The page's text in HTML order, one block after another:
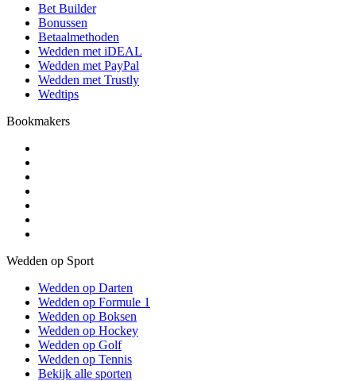
Bet Builder
Bonussen
Betaalmethoden
Wedden met iDEAL
Wedden met PayPal
Wedden met Trustly
Wedtips
Bookmakers
Wedden op Sport
Wedden op Darten
Wedden op Formule 1
Wedden op Boksen
Wedden op Hockey
Wedden op Golf
Wedden op Tennis
Bekijk alle sporten